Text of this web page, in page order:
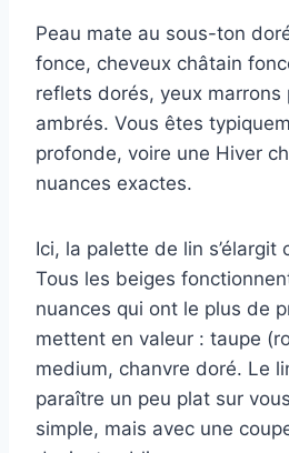
Peau mate au sous-ton
fonce, cheveux châtain
reflets dorés, yeux
ambrés. Vous êtes
profonde, voire une Hiver
nuances exactes.
Ici, la palette de lin s’élargit
Tous les beiges
nuances qui ont le plus de
mettent en valeur : taupe
medium, chanvre doré. Le
paraître un peu plat sur
simple, mais avec une